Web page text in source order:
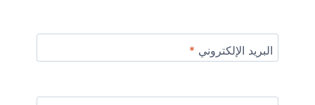
البريد الإلكتروني *